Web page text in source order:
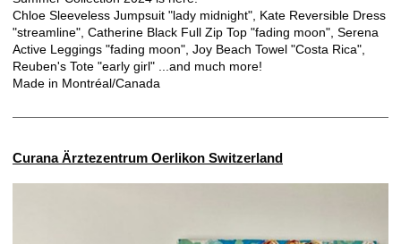
Chloe Sleeveless Jumpsuit "lady midnight", Kate Reversible Dress
"streamline", Catherine Black Full Zip Top "fading moon", Serena
Active Leggings "fading moon", Joy Beach Towel "Costa Rica",
Reuben's Tote "early girl" ...and much more!
Made in Montréal/Canada
Curana Ärztezentrum Oerlikon Switzerland